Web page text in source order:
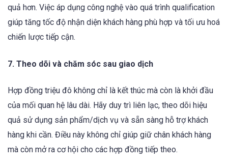
quả hơn. Việc áp dụng công nghệ vào quá trình qualification
giúp tăng tốc độ nhận diện khách hàng phù hợp và tối ưu hoá
chiến lược tiếp cận.
7. Theo dõi và chăm sóc sau giao dịch
Hợp đồng triệu đô không chỉ là kết thúc mà còn là khởi đầu
của mối quan hệ lâu dài. Hãy duy trì liên lạc, theo dõi hiệu
quả sử dụng sản phẩm/dịch vụ và sẵn sàng hỗ trợ khách
hàng khi cần. Điều này không chỉ giúp giữ chân khách hàng
mà còn mở ra cơ hội cho các hợp đồng tiếp theo.